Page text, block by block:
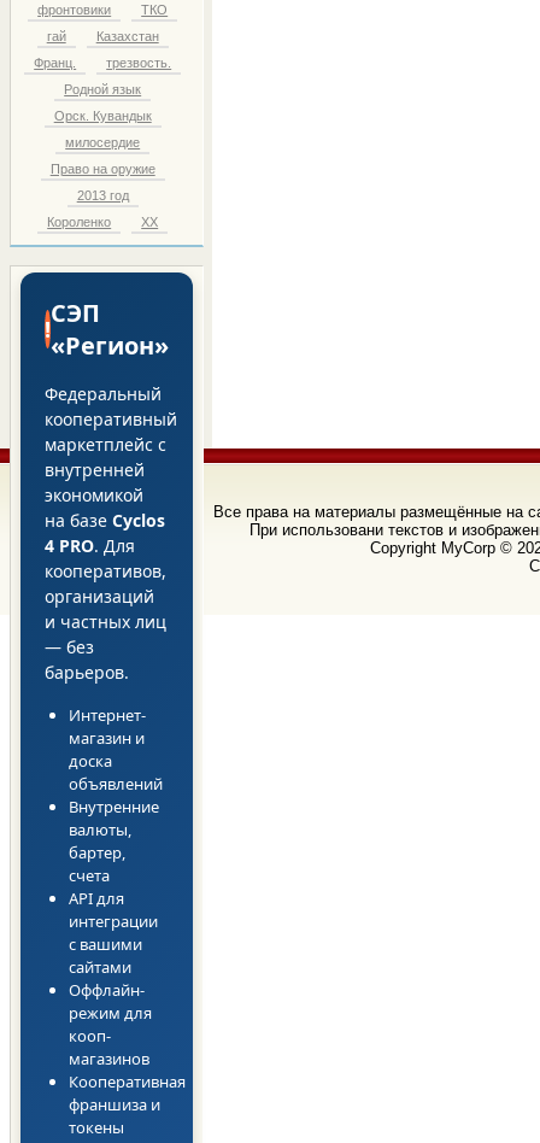
фронтовики
ТКО
гай
Казахстан
Франц.
трезвость.
Родной язык
Орск. Кувандык
милосердие
Право на оружие
2013 год
Короленко
ХХ
!СЭП
«Регион»
Федеральный
кооперативный
маркетплейс с
внутренней
экономикой
на базе Cyclos
4 PRO. Для
кооперативов,
организаций
и частных лиц
— без
барьеров.
Интернет-
магазин и
доска
объявлений
Внутренние
валюты,
бартер,
счета
API для
интеграции
с вашими
сайтами
Оффлайн-
режим для
кооп-
магазинов
Кооперативная
франшиза и
токены
Все права на материалы размещённые на
При использовани текстов и
Copyright MyCorp ©